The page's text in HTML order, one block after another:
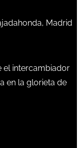
Madrid
el intercambiador
en la glorieta de